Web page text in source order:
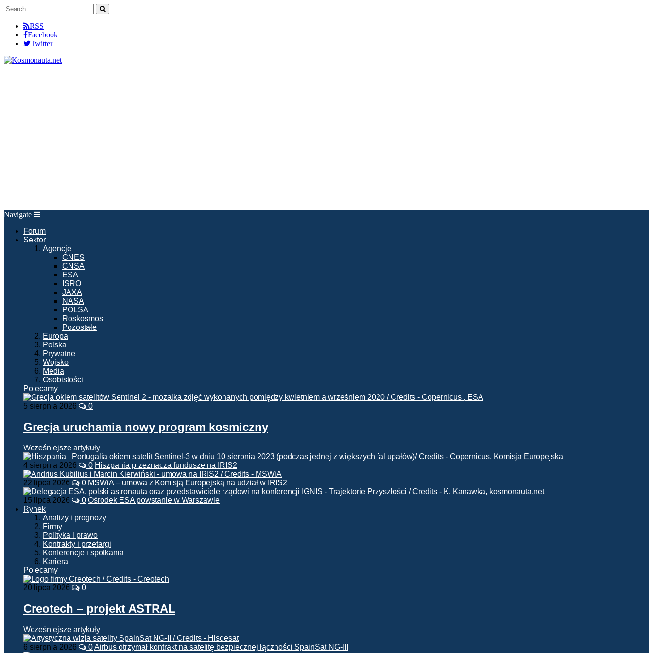
RSS
Facebook
Twitter
Navigate
Forum
Sektor
Agencje
CNES
CNSA
ESA
ISRO
JAXA
NASA
POLSA
Roskosmos
Pozostałe
Europa
Polska
Prywatne
Wojsko
Media
Osobistości
Polecamy
5 sierpnia 2026 0
Grecja uruchamia nowy program kosmiczny
Wcześniejsze artykuły
4 sierpnia 2026 0 Hiszpania przeznacza fundusze na IRIS2
22 lipca 2026 0 MSWiA – umowa z Komisją Europejską na udział w IRIS2
15 lipca 2026 0 Ośrodek ESA powstanie w Warszawie
Rynek
Analizy i prognozy
Firmy
Polityka i prawo
Kontrakty i przetargi
Konferencje i spotkania
Kariera
Polecamy
20 lipca 2026 0
Creotech – projekt ASTRAL
Wcześniejsze artykuły
6 sierpnia 2026 0Airbus otrzymał kontrakt na satelitę bezpiecznej łączności SpainSat NG-III